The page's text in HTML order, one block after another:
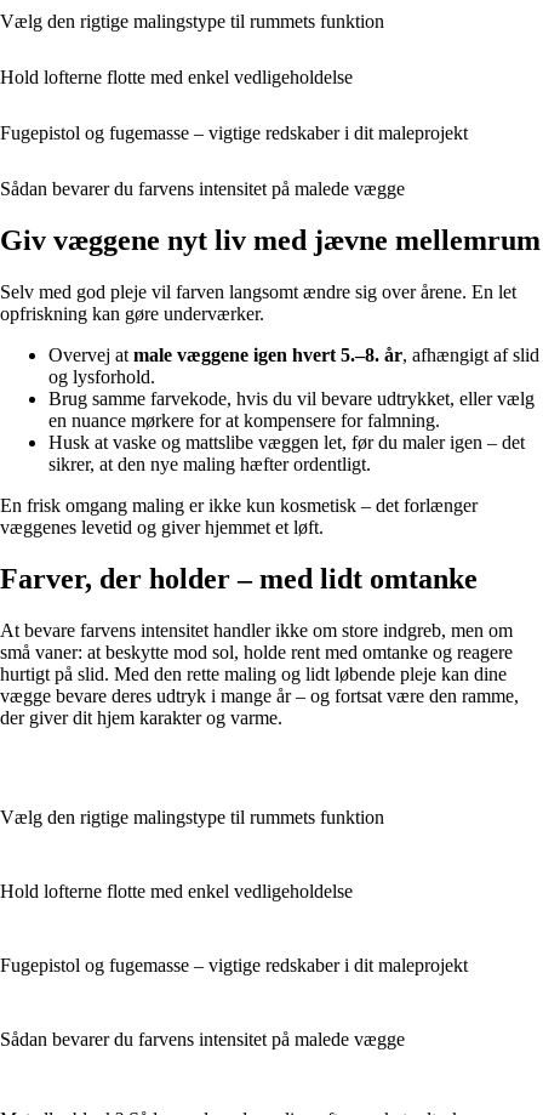
Vælg den rigtige malingstype til rummets funktion
Hold lofterne flotte med enkel vedligeholdelse
Fugepistol og fugemasse – vigtige redskaber i dit maleprojekt
Sådan bevarer du farvens intensitet på malede vægge
Giv væggene nyt liv med jævne mellemrum
Selv med god pleje vil farven langsomt ændre sig over årene. En let
opfriskning kan gøre underværker.
Overvej at male væggene igen hvert 5.–8. år, afhængigt af slid
og lysforhold.
Brug samme farvekode, hvis du vil bevare udtrykket, eller vælg
en nuance mørkere for at kompensere for falmning.
Husk at vaske og mattslibe væggen let, før du maler igen – det
sikrer, at den nye maling hæfter ordentligt.
En frisk omgang maling er ikke kun kosmetisk – det forlænger
væggenes levetid og giver hjemmet et løft.
Farver, der holder – med lidt omtanke
At bevare farvens intensitet handler ikke om store indgreb, men om
små vaner: at beskytte mod sol, holde rent med omtanke og reagere
hurtigt på slid. Med den rette maling og lidt løbende pleje kan dine
vægge bevare deres udtryk i mange år – og fortsat være den ramme,
der giver dit hjem karakter og varme.
Vælg den rigtige malingstype til rummets funktion
Hold lofterne flotte med enkel vedligeholdelse
Fugepistol og fugemasse – vigtige redskaber i dit maleprojekt
Sådan bevarer du farvens intensitet på malede vægge